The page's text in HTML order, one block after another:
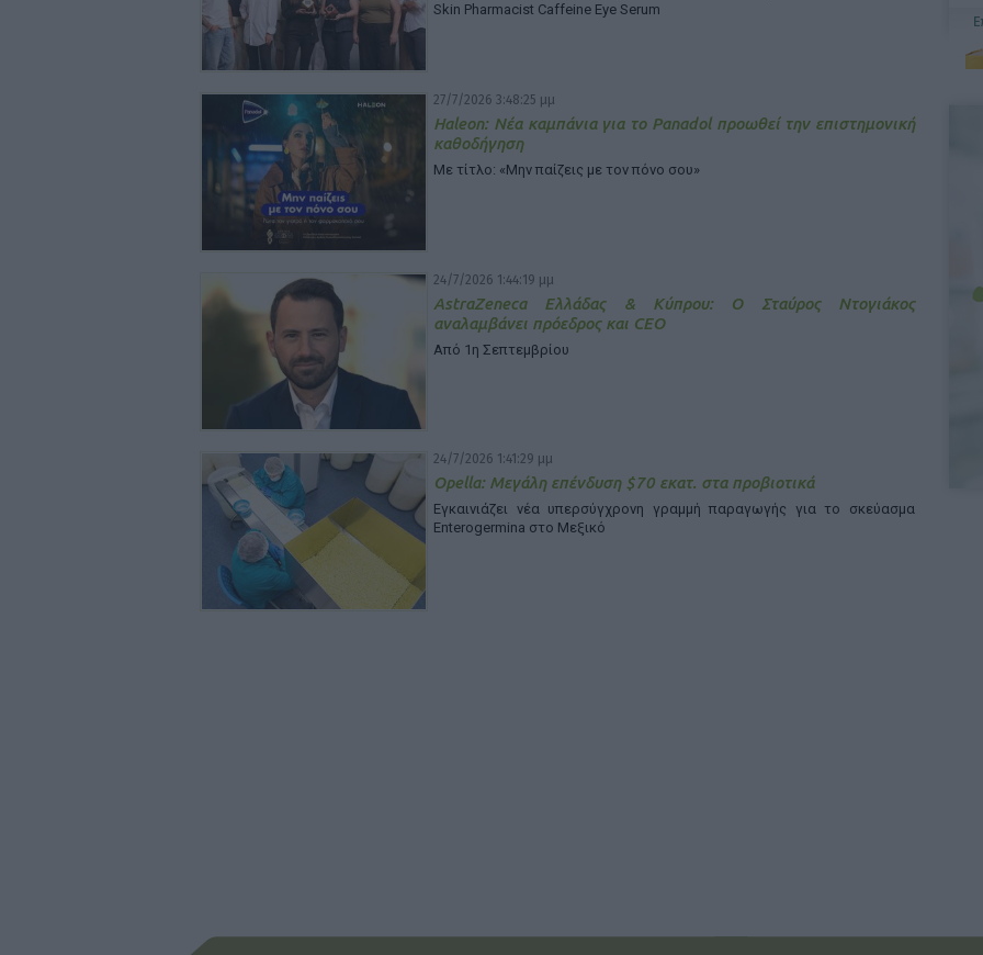
Skin Pharmacist Caffeine Eye Serum
27/7/2026 3:48:25 μμ
Haleon: Νέα καμπάνια για το Panadol προωθεί την επιστημονική
καθοδήγηση
Με τίτλο: «Μην παίζεις με τον πόνο σου»
24/7/2026 1:44:19 μμ
AstraZeneca Ελλάδας & Κύπρου: Ο Σταύρος Ντογιάκος
αναλαμβάνει πρόεδρος και CEO
Από 1η Σεπτεμβρίου
24/7/2026 1:41:29 μμ
Opella: Μεγάλη επένδυση $70 εκατ. στα προβιοτικά
Εγκαινιάζει νέα υπερσύγχρονη γραμμή παραγωγής για το σκεύασμα
Enterogermina στο Μεξικό